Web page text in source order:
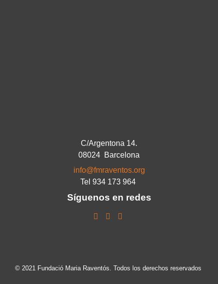
C/Argentona 14.
08024 Barcelona
info@fmraventos.org
Tel 934 173 964
Síguenos en redes
© 2021 Fundació Maria Raventós. Todos los derechos reservados